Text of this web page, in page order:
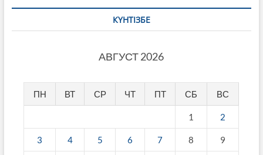
КҮНТІЗБЕ
АВГУСТ 2026
ПН ВТ СР ЧТ ПТ СБ ВС
1 2
3 4 5 6 7 8 9